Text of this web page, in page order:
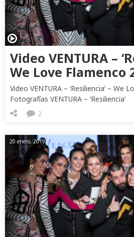
Video VENTURA –
We Love Flamenco
Video VENTURA – ‘Resiliencia’ – We
Fotografías VENTURA – ‘Resiliencia’
2
20 enero, 2019